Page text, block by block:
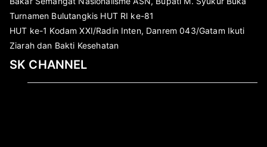
Turnamen Bulutangkis HUT RI ke-81
HUT ke-1 Kodam XXI/Radin Inten, Danrem 043/Gatam Ikuti
Ziarah dan Bakti Kesehatan
SK CHANNEL